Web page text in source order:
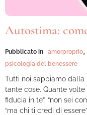
Autostima:
Pubblicato in amorproprio,
psicologia del benessere
Tutti noi sappiamo
tante cose. Quante
fiducia in te”, “non sei
“ma chi ti credi di